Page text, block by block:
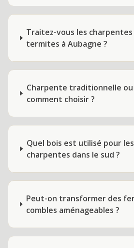
Traitez-vous les
termites à Aubagne ?
Charpente traditionnelle
comment choisir ?
Quel bois est utilisé pour les
charpentes dans le sud ?
Peut-on transformer des
combles aménageables ?